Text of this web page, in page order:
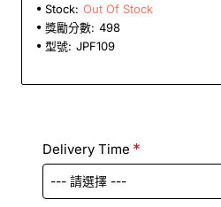
Stock: Out Of Stock
獎勵分數: 498
型號: JPF109
Delivery Time